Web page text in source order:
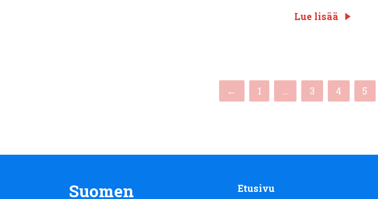
Lue lisää
← 1 3 4 5
Suomen Etusivu